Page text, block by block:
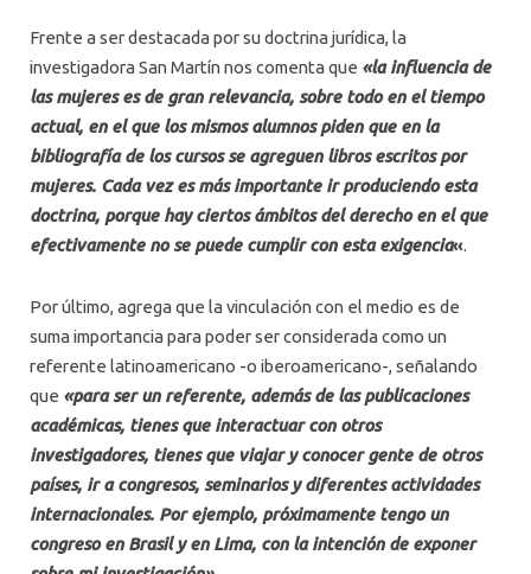
Frente a ser destacada por su doctrina jurídica, la
investigadora San Martín nos comenta que «la influencia de
las mujeres es de gran relevancia, sobre todo en el tiempo
actual, en el que los mismos alumnos piden que en la
bibliografía de los cursos se agreguen libros escritos por
mujeres. Cada vez es más importante ir produciendo esta
doctrina, porque hay ciertos ámbitos del derecho en el que
efectivamente no se puede cumplir con esta exigencia«.
Por último, agrega que la vinculación con el medio es de
suma importancia para poder ser considerada como un
referente latinoamericano -o iberoamericano-, señalando
que «para ser un referente, además de las publicaciones
académicas, tienes que interactuar con otros
investigadores, tienes que viajar y conocer gente de otros
países, ir a congresos, seminarios y diferentes actividades
internacionales. Por ejemplo, próximamente tengo un
congreso en Brasil y en Lima, con la intención de exponer